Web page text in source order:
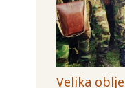
Velika